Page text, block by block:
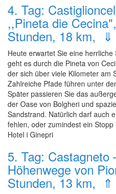
4. Tag:
,,Pineta die
Stunden, 18 km,
Heute erwartet Sie eine
geht es durch die Pineta von
der sich über viele Kilometer am
Zahlreiche Pfade führen unter
Später passieren Sie das
der Oase von Bolgheri und
Sandstrand. Natürlich darf auch
fehlen, oder zumindest ein
Hotel i Ginepri
5. Tag: Castagneto
Höhenwege von
Stunden, 13 km,